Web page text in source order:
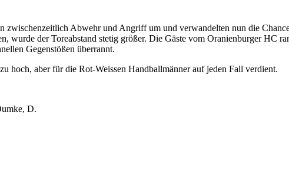
zwischenzeitlich Abwehr und Angriff um und verwandelten nun die
wurde der Toreabstand stetig größer. Die Gäste vom Oranienburger HC
Gegenstößen überrannt.
hoch, aber für die Rot-Weissen Handballmänner auf jeden Fall verdient.
D.